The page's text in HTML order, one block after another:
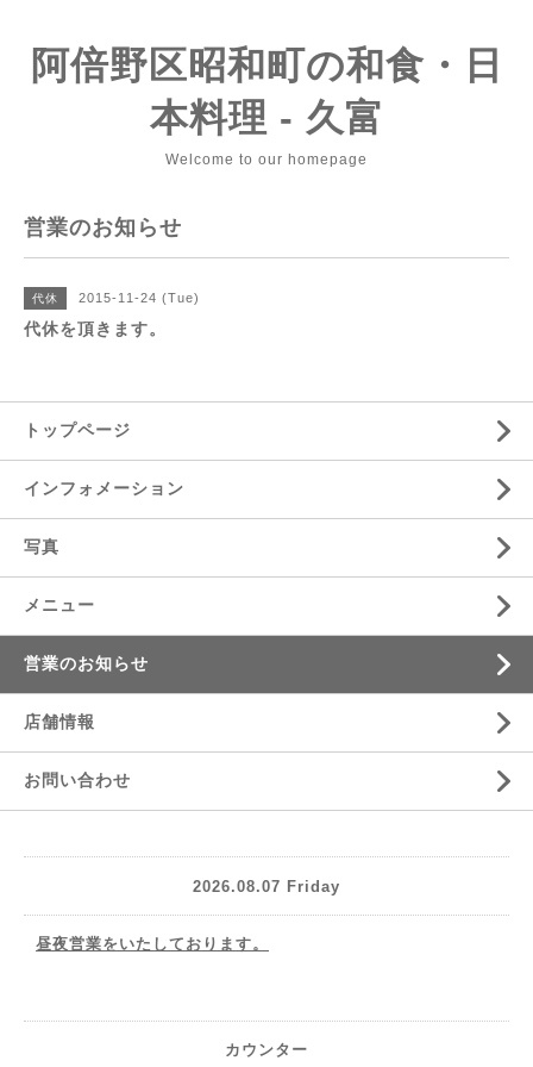
阿倍野区昭和町の和食・日
本料理 - 久富
Welcome to our homepage
営業のお知らせ
代休 2015-11-24 (Tue)
代休を頂きます。
トップページ
インフォメーション
写真
メニュー
営業のお知らせ
店舗情報
お問い合わせ
2026.08.07 Friday
昼夜営業をいたしております。
カウンター